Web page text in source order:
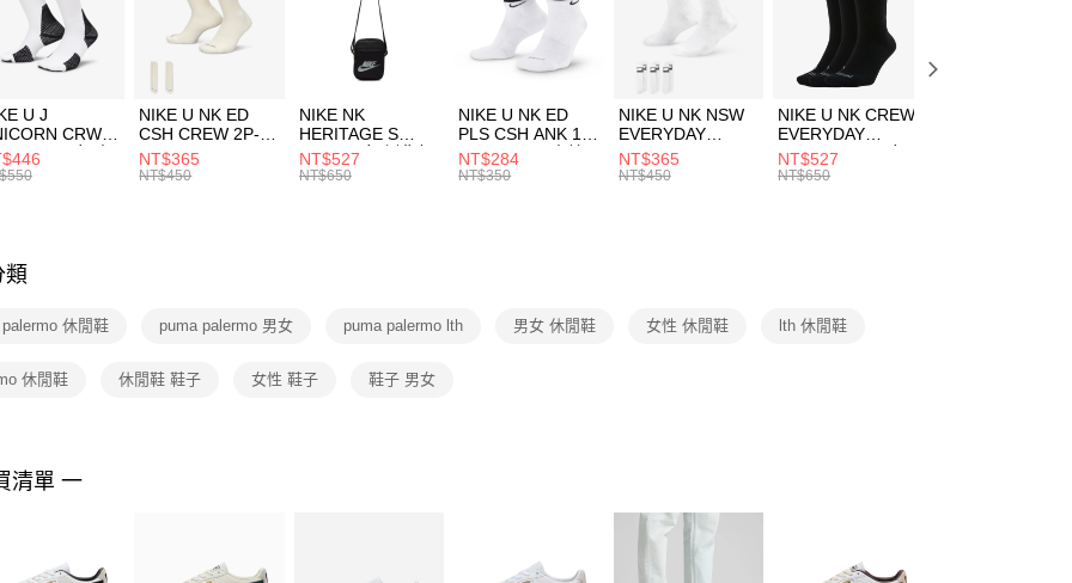
【「AFTEE先享後付」結帳流程】
１．於結帳方式選擇「AFTEE先享後付」後，將跳轉至「AFTEE先享後
付」結帳頁面，進行簡訊認證並確認金額後，即可完成結帳。
２．訂單成立數日內，您將收到繳費通知簡訊。
３．收到繳費通知簡訊後14天內，點擊此簡訊中的連結，可透過四大超商
／ATM／網路銀行／等多元方式進行付款，方視為交易完成。
※ 請注意：結帳手續完成當下不需立刻繳費，但若您需要取消訂單，請聯
絡購買商品的店家。未經商家同意取消之訂單仍視為有效，需透過AFTEE
先享後付繳納相關費用。
１．透過由恩沛科技股份有限公司提供之「AFTEE先享後付」服務完成之
交易，需依本服務之必要範圍內提供個人資料，並將交易相關給付款項請
５．嚴禁一人註冊多個帳號或使用他人資訊註冊。若發現惡意使用之情
形，恩沛科技股份有限公司將有權停止該用戶之使用額度並採取法律行
每筆NT$100，滿NT$1,500(含以上)免運費
付款後門市自取
每筆NT$100，滿NT$1,500(含以上)免運費
U J
CRW
-160 男女 中
FZ3393100
NIKE U NK ED
CSH CREW 2P-
144 EMBRDY 男
女 短統襪
NT$365
NT$450
NIKE NK
HERITAGE S
SMIT 男女 側背包
BA5871010
NT$527
NT$650
NIKE U NK ED
PLS CSH ANK 1P
144 DBL 男 中統
襪 DH4058104
NT$284
NT$350
NIKE U NK NSW
EVERYDAY
ESSENTIAL CR
男女 短統襪
NT$365
NT$450
NIKE U NK CREW
EVERYDAY
BBALL 3PR 男女
長統襪
NT$527
NT$650
類
休閒鞋 puma palermo 男女 puma palermo lth 男女 休閒鞋 女性 休閒鞋 lth 休閒鞋
休閒鞋 休閒鞋 鞋子 女性 鞋子 鞋子 男女
清單 一